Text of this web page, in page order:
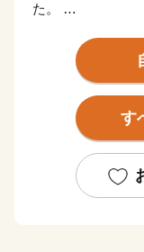
た。
山地部からなり
しい水と緑に包
香南市へのご寄
いたします♪
す